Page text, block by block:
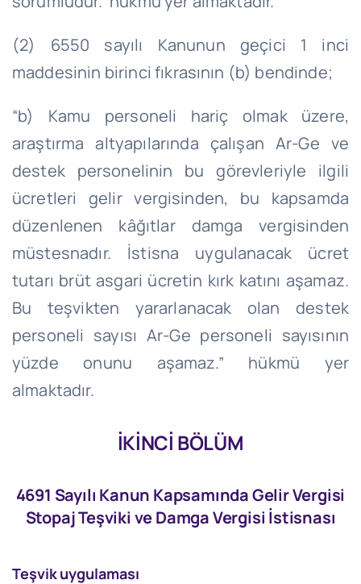
(2) 6550 sayılı Kanunun geçici 1 inci
maddesinin birinci fıkrasının (b) bendinde;
“b) Kamu personeli hariç olmak üzere,
araştırma altyapılarında çalışan Ar-Ge ve
destek personelinin bu görevleriyle ilgili
ücretleri gelir vergisinden, bu kapsamda
düzenlenen kâğıtlar damga vergisinden
müstesnadır. İstisna uygulanacak ücret
tutarı brüt asgari ücretin kırk katını aşamaz.
Bu teşvikten yararlanacak olan destek
personeli sayısı Ar-Ge personeli sayısının
yüzde onunu aşamaz.” hükmü yer
almaktadır.
İKİNCİ BÖLÜM
4691 Sayılı Kanun Kapsamında Gelir Vergisi
Stopaj Teşviki ve Damga Vergisi İstisnası
Teşvik uygulaması